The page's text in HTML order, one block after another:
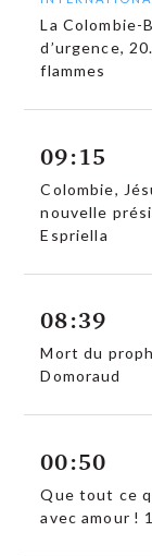
La Colombie-
d’urgence,
flammes
09:15
Colombie,
nouvelle
Espriella
08:39
Mort du
Domoraud
00:50
Que tout ce
avec amour !